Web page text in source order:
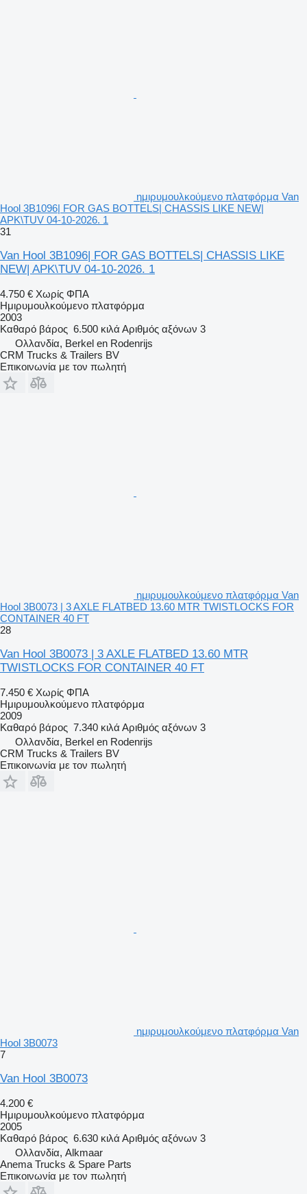
ημιρυμουλκούμενο πλατφόρμα Van
Hool 3B1096| FOR GAS BOTTELS| CHASSIS LIKE NEW|
APK\TUV 04-10-2026. 1
31
Van Hool 3B1096| FOR GAS BOTTELS| CHASSIS LIKE
NEW| APK\TUV 04-10-2026. 1
4.750 € Χωρίς ΦΠΑ
Ημιρυμουλκούμενο πλατφόρμα
2003
Καθαρό βάρος 6.500 κιλά Αριθμός αξόνων 3
Ολλανδία, Berkel en Rodenrijs
CRM Trucks & Trailers BV
Επικοινωνία με τον πωλητή
ημιρυμουλκούμενο πλατφόρμα Van
Hool 3B0073 | 3 AXLE FLATBED 13.60 MTR TWISTLOCKS FOR
CONTAINER 40 FT
28
Van Hool 3B0073 | 3 AXLE FLATBED 13.60 MTR
TWISTLOCKS FOR CONTAINER 40 FT
7.450 € Χωρίς ΦΠΑ
Ημιρυμουλκούμενο πλατφόρμα
2009
Καθαρό βάρος 7.340 κιλά Αριθμός αξόνων 3
Ολλανδία, Berkel en Rodenrijs
CRM Trucks & Trailers BV
Επικοινωνία με τον πωλητή
ημιρυμουλκούμενο πλατφόρμα Van
Hool 3B0073
7
Van Hool 3B0073
4.200 €
Ημιρυμουλκούμενο πλατφόρμα
2005
Καθαρό βάρος 6.630 κιλά Αριθμός αξόνων 3
Ολλανδία, Alkmaar
Anema Trucks & Spare Parts
Επικοινωνία με τον πωλητή